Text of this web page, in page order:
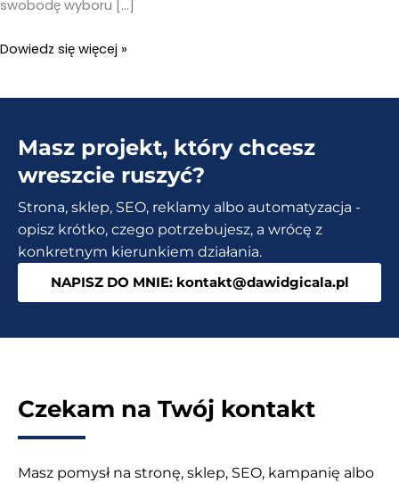
swobodę wyboru […]
Eksperymentowanie
„odwróconym
Jak
subtelność?
Dowiedz się więcej »
Masz projekt, który chcesz
wreszcie ruszyć?
Strona, sklep, SEO, reklamy albo automatyzacja -
opisz krótko, czego potrzebujesz, a wrócę z
konkretnym kierunkiem działania.
NAPISZ DO MNIE: kontakt@dawidgicala.pl
Czekam na Twój kontakt
Masz pomysł na stronę, sklep, SEO, kampanię albo